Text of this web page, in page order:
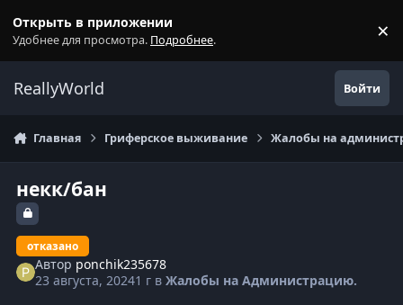
Открыть в приложении
Удобнее для просмотра. Подробнее. ×
ReallyWorld Войти
Главная Гриферское выживание Жалобы на
некк/бан
отказано
Автор ponchik235678
23 августа, 20241 г вЖалобы на Администрацию.